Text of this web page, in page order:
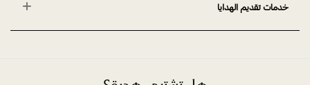
خدمات تقديم الهدايا